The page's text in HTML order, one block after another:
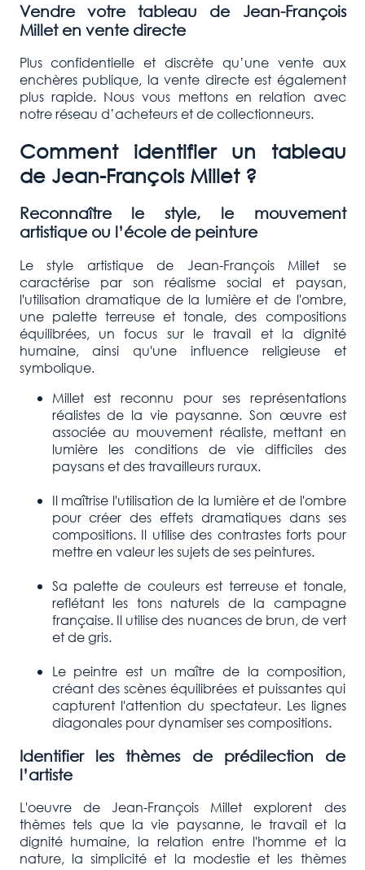
Vendre votre tableau de Jean-François
Millet en vente directe
Plus confidentielle et discrète qu’une vente aux
enchères publique, la vente directe est également
plus rapide. Nous vous mettons en relation avec
notre réseau d’acheteurs et de collectionneurs.
Comment identifier un tableau
de Jean-François Millet ?
Reconnaître le style, le mouvement
artistique ou l’école de peinture
Le style artistique de Jean-François Millet se
caractérise par son réalisme social et paysan,
l'utilisation dramatique de la lumière et de l'ombre,
une palette terreuse et tonale, des compositions
équilibrées, un focus sur le travail et la dignité
humaine, ainsi qu'une influence religieuse et
symbolique.
Millet est reconnu pour ses représentations
réalistes de la vie paysanne. Son œuvre est
associée au mouvement réaliste, mettant en
lumière les conditions de vie difficiles des
paysans et des travailleurs ruraux.
Il maîtrise l'utilisation de la lumière et de l'ombre
pour créer des effets dramatiques dans ses
compositions. Il utilise des contrastes forts pour
mettre en valeur les sujets de ses peintures.
Sa palette de couleurs est terreuse et tonale,
reflétant les tons naturels de la campagne
française. Il utilise des nuances de brun, de vert
et de gris.
Le peintre est un maître de la composition,
créant des scènes équilibrées et puissantes qui
capturent l'attention du spectateur. Les lignes
diagonales pour dynamiser ses compositions.
Identifier les thèmes de prédilection de
l’artiste
L'oeuvre de Jean-François Millet explorent des
thèmes tels que la vie paysanne, le travail et la
dignité humaine, la relation entre l'homme et la
nature, la simplicité et la modestie et les thèmes